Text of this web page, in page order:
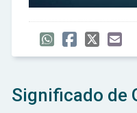
Significado de